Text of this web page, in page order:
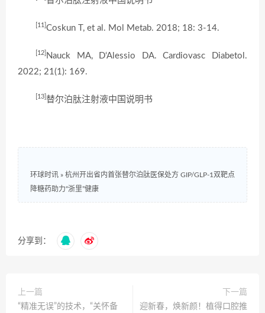
[11] Coskun T, et al. Mol Metab. 2018; 18: 3-14.
[12] Nauck MA, D‘Alessio DA. Cardiovasc Diabetol.
2022; 21(1): 169.
[13] 替尔泊肽注射液中国说明书
环球时讯 » 杭州开出省内首张替尔泊肽医保处方 GIP/GLP-1双靶点
降糖药助力“浙里”健康
分享到：
上一篇
“精准无误”的技术，“关怀备
下一篇
迎新春，焕新颜！植得口腔推